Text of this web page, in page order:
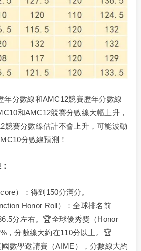
年分數線和AMC12競賽歷年分數線
和AMC12競賽分數線大幅上升，
競賽分數線估計不會上升，可能波動
分數線預測！
）：得到150分滿分。
Honor Roll）：全球排名前
分左右。🏆全球優秀獎（Honor
，分數線大約在110分以上。🏆
數學邀請賽（AIME），分數線大約